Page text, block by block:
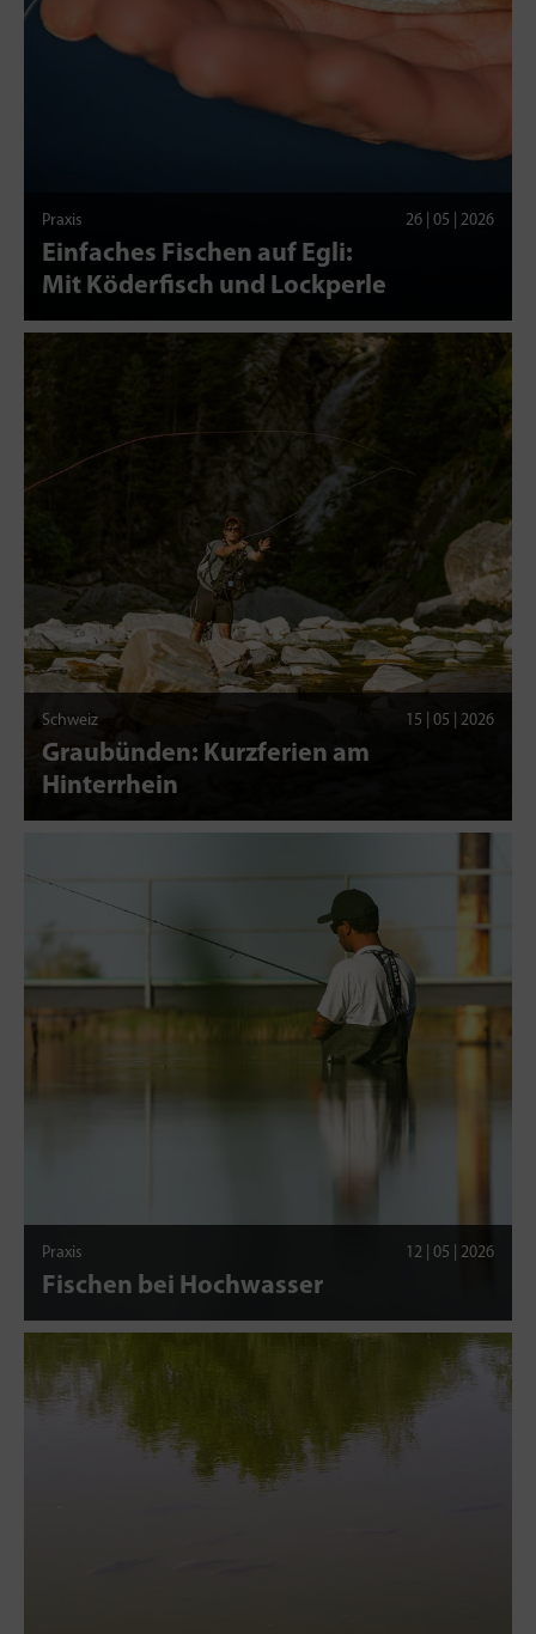
Praxis 26 | 05 | 2026
Einfaches Fischen auf Egli:
Mit Köderfisch und Lockperle
Schweiz 15 | 05 | 2026
Graubünden: Kurzferien am
Hinterrhein
Praxis 12 | 05 | 2026
Fischen bei Hochwasser